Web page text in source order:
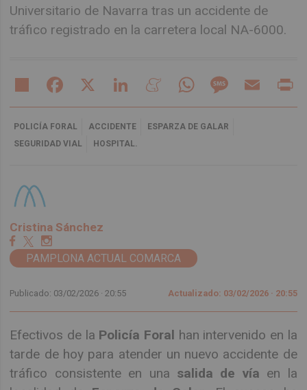
Universitario de Navarra tras un accidente de
tráfico registrado en la carretera local NA-6000.
Share Facebook LinkedIn MeneameWhatsAppMessageEmail
POLICÍA FORAL ACCIDENTE
ESPARZA DE GALAR
SEGURIDAD VIAL
HOSPITAL.
Cristina Sánchez
PAMPLONA ACTUAL COMARCA
Publicado: 03/02/2026 ·20:55 Actualizado: 03/02/2026 · 20:55
Efectivos de la Policía Foral han intervenido en la
tarde de hoy para atender un nuevo accidente de
tráfico consistente en una salida de vía en la